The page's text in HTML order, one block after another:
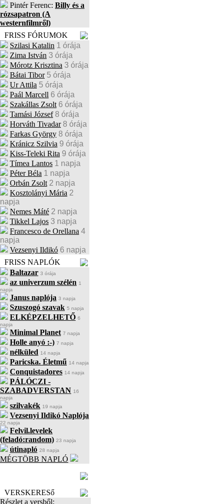
Pintér Ferenc: Billy és a
rózsapatron (A
westernfilmről)
FRISS FÓRUMOK
Szilasi Katalin 1 órája
Zima István 3 órája
Mórotz Krisztina 3 órája
Bátai Tibor 5 órája
Ur Attila 5 órája
Paál Marcell 6 órája
Szakállas Zsolt 6 órája
Tamási József 8 órája
Horváth Tivadar 8 órája
Farkas György 8 órája
Kránicz Szilvia 9 órája
Kiss-Teleki Rita 9 órája
Tímea Lantos 1 napja
Péter Béla 1 napja
Orbán Zsolt 2 napja
Kosztolányi Mária 2
napja
Nemes Máté 2 napja
Tikkel Lajos 3 napja
Francesco de Orellana 4
napja
Vezsenyi Ildikó 6 napja
FRISS NAPLÓK
Baltazar 3 órája
az univerzum szélén 1
napja
Janus naplója 3 napja
Szuszogó szavak 5 napja
ELKÉPZELHETŐ 6
napja
Minimal Planet 7 napja
Holle anyó :-) 7 napja
nélküled 14 napja
Paricska. Életmű 14 napja
Conquistadores 14 napja
PÁLÓCZI -
SZABADVERSTAN 16
napja
szilvakék 19 napja
Vezsenyi Ildikó Naplója
22 napja
Felvil.levelek
(feladó:random) 23 napja
útinapló 28 napja
MÉGTÖBB NAPLÓ
VERSKERESő
Részlet a versből: